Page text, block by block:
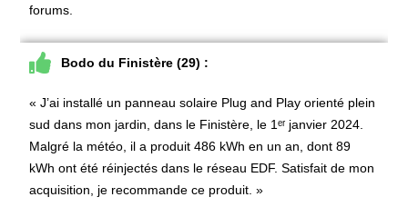
forums.
Bodo du Finistère (29) :
« J’ai installé un panneau solaire Plug and Play orienté plein
sud dans mon jardin, dans le Finistère, le 1ᵉʳ janvier 2024.
Malgré la météo, il a produit 486 kWh en un an, dont 89
kWh ont été réinjectés dans le réseau EDF. Satisfait de mon
acquisition, je recommande ce produit. »